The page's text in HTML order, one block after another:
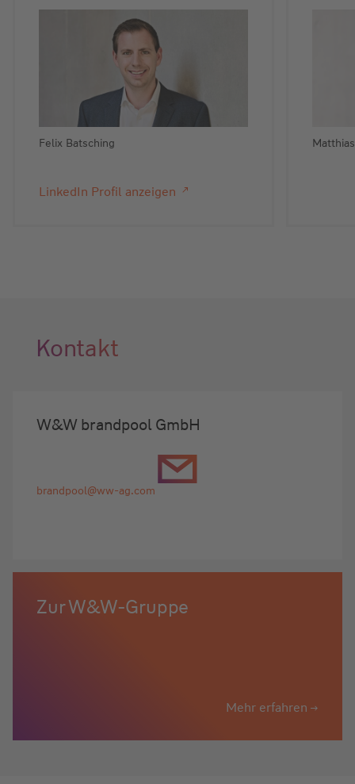
Felix Batsching
LinkedIn Profil anzeigen
Kontakt
W&W brandpool GmbH
brandpool@ww-ag.com
Zur W&W-Gruppe
Mehr erfahren